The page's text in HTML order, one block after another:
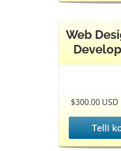
Web
$300.00
Telli